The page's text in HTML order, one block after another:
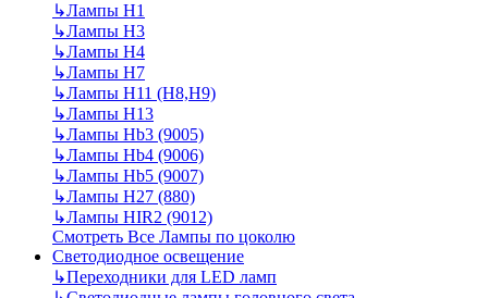
↳Лампы H1
↳Лампы H3
↳Лампы H4
↳Лампы H7
↳Лампы H11 (H8,H9)
↳Лампы H13
↳Лампы Hb3 (9005)
↳Лампы Hb4 (9006)
↳Лампы Hb5 (9007)
↳Лампы H27 (880)
↳Лампы HIR2 (9012)
Смотреть Все Лампы по цоколю
Светодиодное освещение
↳Переходники для LED ламп